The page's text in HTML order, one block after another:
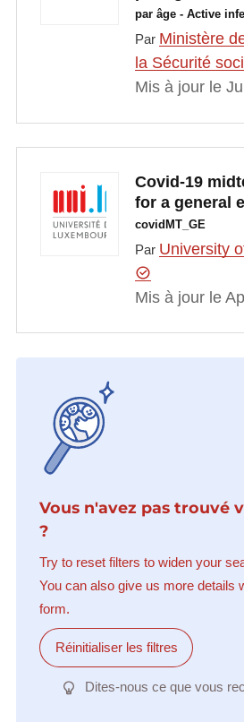
par âge - Active
Par Ministère
la Sécurité
Mis à jour le
Covid-19
for a general
covidMT_GE
Par University
Mis à jour le
Vous n'avez pas trouvé
?
Try to reset filters to widen your
You can also give us more details
form.
Réinitialiser les filtres
Dites-nous ce que vous